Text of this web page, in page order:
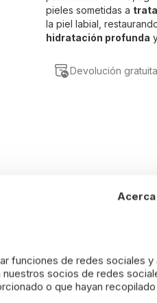
pieles sometidas a
la piel labial,
hidratación profunda
Devolución
funciones de redes sociales y
socios de redes
o que hayan